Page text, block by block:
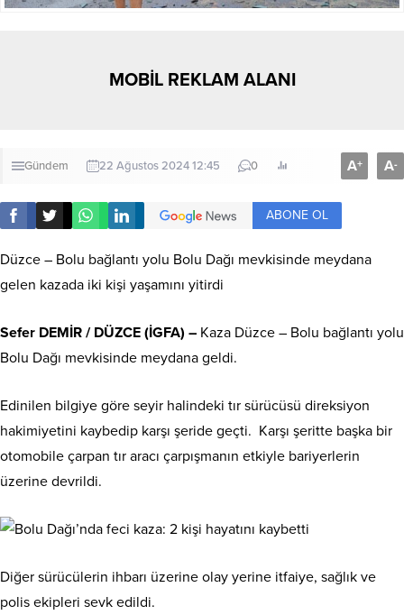
MOBİL REKLAM ALANI
Gündem 22 Ağustos 2024 12:45 0 A+ A-
ABONE OL
Düzce – Bolu bağlantı yolu Bolu Dağı mevkisinde meydana
gelen kazada iki kişi yaşamını yitirdi
Sefer DEMİR / DÜZCE (İGFA) – Kaza Düzce – Bolu bağlantı yolu
Bolu Dağı mevkisinde meydana geldi.
Edinilen bilgiye göre seyir halindeki tır sürücüsü direksiyon
hakimiyetini kaybedip karşı şeride geçti. Karşı şeritte başka bir
otomobile çarpan tır aracı çarpışmanın etkiyle bariyerlerin
üzerine devrildi.
Diğer sürücülerin ihbarı üzerine olay yerine itfaiye, sağlık ve
polis ekipleri sevk edildi.